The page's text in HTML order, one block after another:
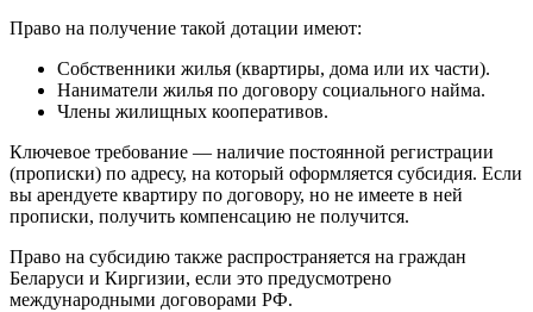
Право на получение такой дотации имеют:
Собственники жилья (квартиры, дома или их части).
Наниматели жилья по договору социального найма.
Члены жилищных кооперативов.
Ключевое требование — наличие постоянной регистрации
(прописки) по адресу, на который оформляется субсидия. Если
вы арендуете квартиру по договору, но не имеете в ней
прописки, получить компенсацию не получится.
Право на субсидию также распространяется на граждан
Беларуси и Киргизии, если это предусмотрено
международными договорами РФ.